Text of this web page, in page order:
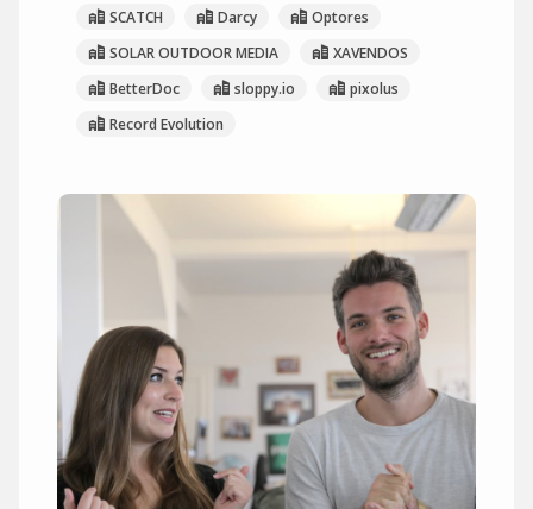
SCATCH Darcy
Optores
SOLAR OUTDOOR MEDIA
XAVENDOS
BetterDoc
sloppy.io
pixolus
Record Evolution